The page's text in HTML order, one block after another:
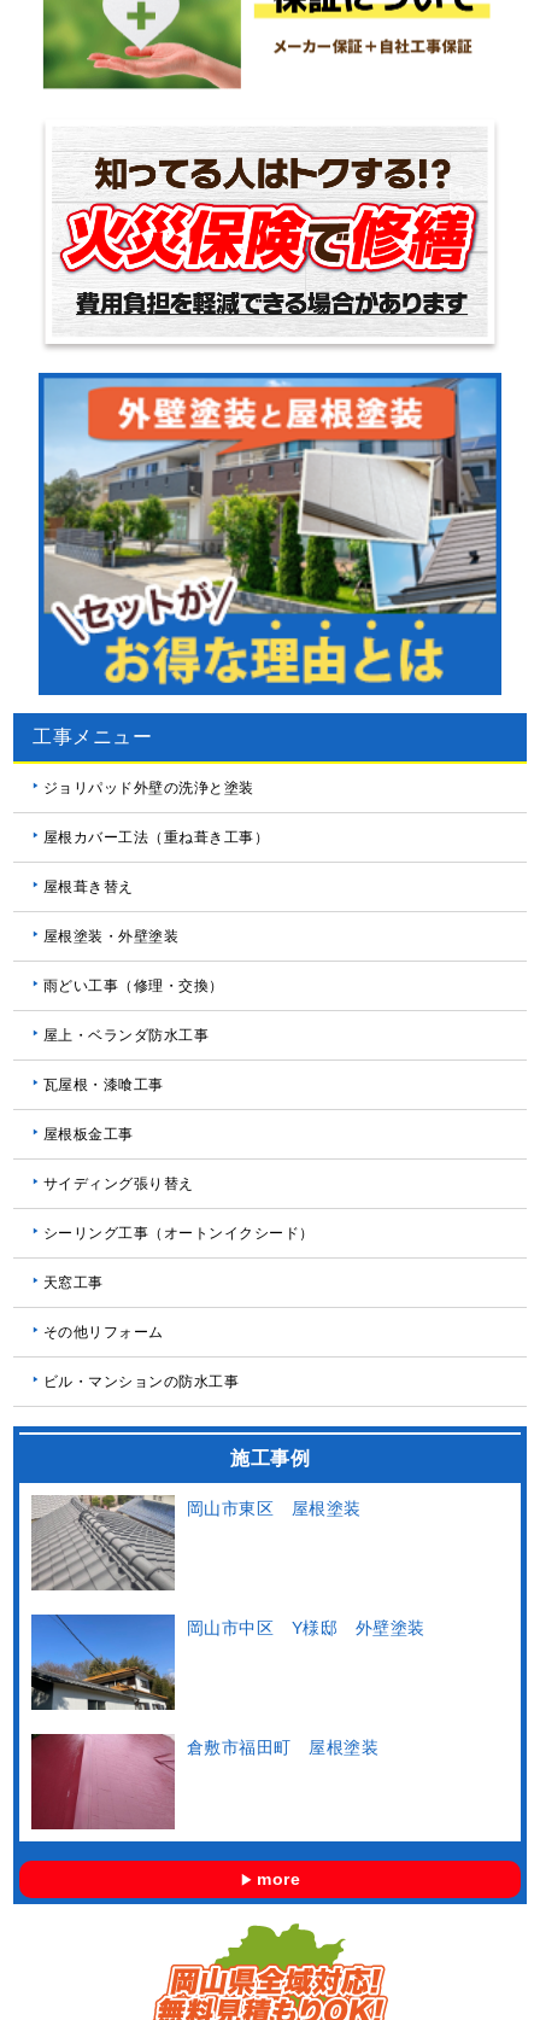
工事メニュー
ジョリパッド外壁の洗浄と塗装
屋根カバー工法（重ね葺き工事）
屋根葺き替え
屋根塗装・外壁塗装
雨どい工事（修理・交換）
屋上・ベランダ防水工事
瓦屋根・漆喰工事
屋根板金工事
サイディング張り替え
シーリング工事（オートンイクシード）
天窓工事
その他リフォーム
ビル・マンションの防水工事
施工事例
岡山市東区 屋根塗装
岡山市中区 Y様邸 外壁塗装
倉敷市福田町 屋根塗装
more